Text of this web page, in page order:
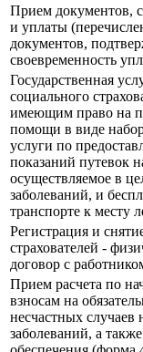
Прием документов,
и уплаты
документов,
своевременность
Государственная
социального
имеющим право на
помощи в виде
услуги по
показаний путевок
осуществляемое в
заболеваний, и
транспорте к месту
Регистрация и
страхователей -
договор с
Прием расчета по
взносам на
несчастных случаев
заболеваний, а